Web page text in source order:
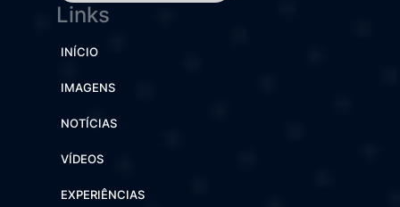
Links
INÍCIO
IMAGENS
NOTÍCIAS
VÍDEOS
EXPERIÊNCIAS